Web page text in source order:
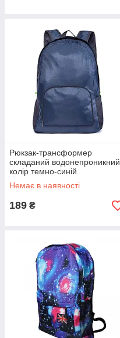
Рюкзак-трансформер
складаний водонепроникний,
колір темно-синій
Немає в наявності
189 ₴